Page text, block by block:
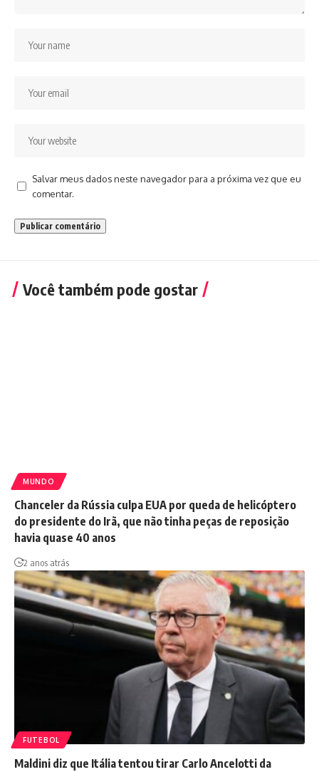
Salvar meus dados neste navegador para a próxima vez que eu
comentar.
Você também pode gostar
MUNDO
Chanceler da Rússia culpa EUA por queda de helicóptero
do presidente do Irã, que não tinha peças de reposição
havia quase 40 anos
2 anos atrás
FUTEBOL
Maldini diz que Itália tentou tirar Carlo Ancelotti da